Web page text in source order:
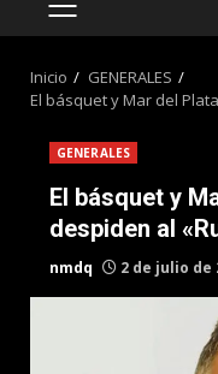
MENÚ
Inicio
GENERALES
El básquet y Mar del
GENERALES
El básquet y
despiden al
nmdq 2 de julio de